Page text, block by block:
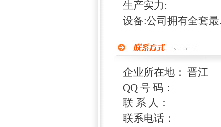
生产实力:
设备:公司拥有全套最
企业所在地： 晋江
QQ 号 码：
联 系 人：
联系电话：